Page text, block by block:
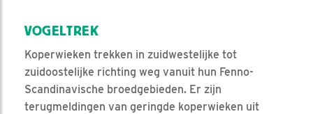
VOGELTREK
Koperwieken trekken in zuidwestelijke tot
zuidoostelijke richting weg vanuit hun Fenno-
Scandinavische broedgebieden. Er zijn
terugmeldingen van geringde koperwieken uit